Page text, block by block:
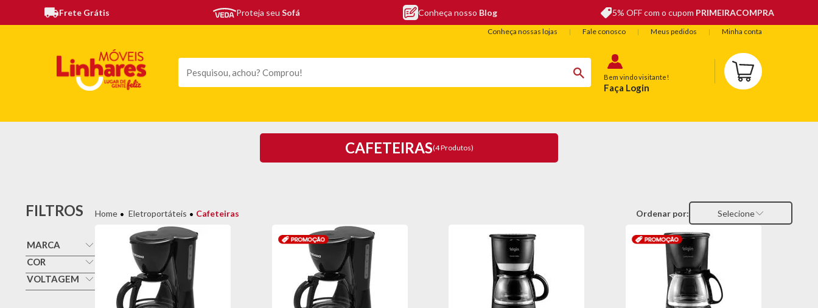
Frete Grátis Proteja seu Sofá Conheça nosso Blog 5% OFF com o cupom PRIMEIRACOMPRA
Conheça nossas lojas Fale conosco Meus pedidos Minha conta
Bem vindo visitante!
Faça Login
CAFETEIRAS(4 Produtos)
FILTROS
MARCA
Elgin
Itatiaia
COR
Preta
VOLTAGEM
Eletroportáteis Cafeteiras Ordenar por: Selecione